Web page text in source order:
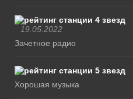
19.05.2022
Зачетное радио
Хорошая музыка